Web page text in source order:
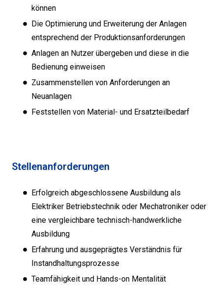
können
Die Optimierung und Erweiterung der Anlagen
entsprechend der Produktionsanforderungen
Anlagen an Nutzer übergeben und diese in die
Bedienung einweisen
Zusammenstellen von Anforderungen an
Neuanlagen
Feststellen von Material- und Ersatzteilbedarf
Stellenanforderungen
Erfolgreich abgeschlossene Ausbildung als
Elektriker Betriebstechnik oder Mechatroniker oder
eine vergleichbare technisch-handwerkliche
Ausbildung
Erfahrung und ausgeprägtes Verständnis für
Instandhaltungsprozesse
Teamfähigkeit und Hands-on Mentalität